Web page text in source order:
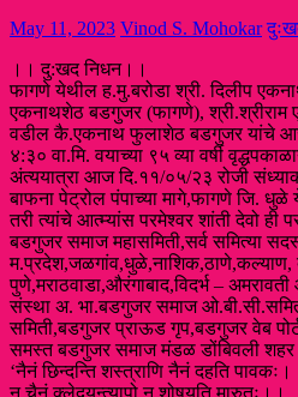
May 11, 2023 Vinod S. Mohokar
।। दु:खद निधन।।
फागणे येथील ह.मु.बरोडा श्री. दिलीप
एकनाथशेठ बडगुजर (फागणे),
वडील कै.एकनाथ फुलाशेठ बडगुजर यांचे
४:३० वा.मि. वयाच्या ९५ व्या वर्षी
अंत्ययात्रा आज दि.११/०५/२३ रोजी
बाफना पेट्रोल पंपाच्या मागे,फागणे जि.
तरी त्यांचे आत्म्यांस परमेश्वर शांती देवो ही
बडगुजर समाज महासमिती,सर्व समित्या
म.प्रदेश,जळगांव,धुळे,नाशिक,ठाणे,कल्याण,
पुणे,मराठवाडा,औरंगाबाद,विदर्भ –
संस्था अ. भा.बडगुजर समाज
समिती,बडगुजर प्राऊड गृप,बडगुजर वेब
समस्त बडगुजर समाज मंडळ डोंबिवली
‘नैनं छिन्दन्ति शस्त्राणि नैनं दहति पावकः।